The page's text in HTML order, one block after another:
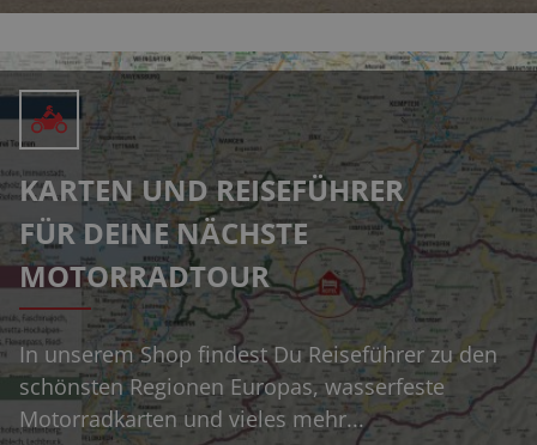
KARTEN UND REISEFÜHRER
FÜR DEINE NÄCHSTE
MOTORRADTOUR
In unserem Shop findest Du Reiseführer zu den
schönsten Regionen Europas, wasserfeste
Motorradkarten und vieles mehr...